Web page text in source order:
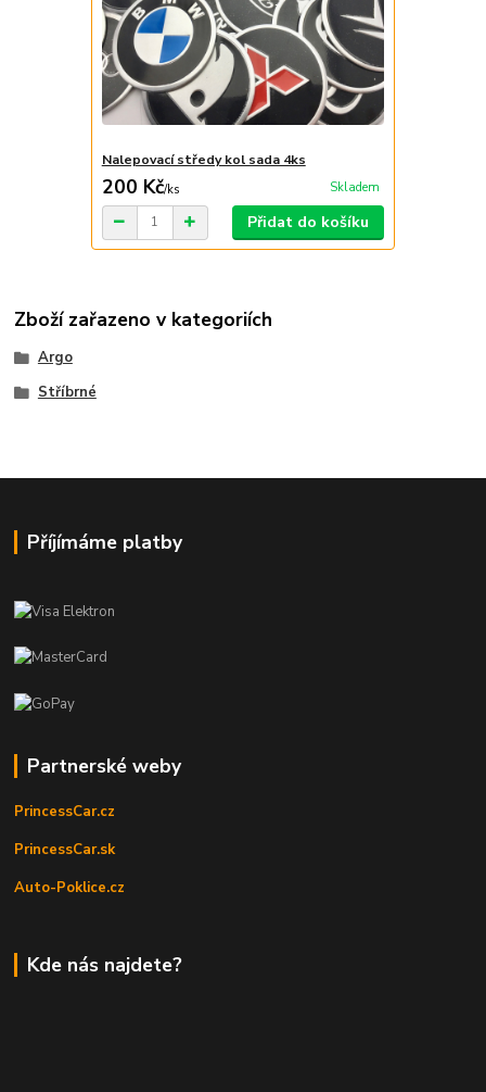
Nalepovací středy kol sada 4ks
200 Kč/ks Skladem
Přidat do košíku
Zboží zařazeno v kategoriích
Argo
Stříbrné
Příjímáme platby
Partnerské weby
PrincessCar.cz
PrincessCar.sk
Auto-Poklice.cz
Kde nás najdete?